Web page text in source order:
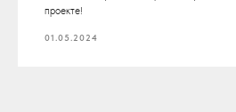
проекте!
01.05.2024